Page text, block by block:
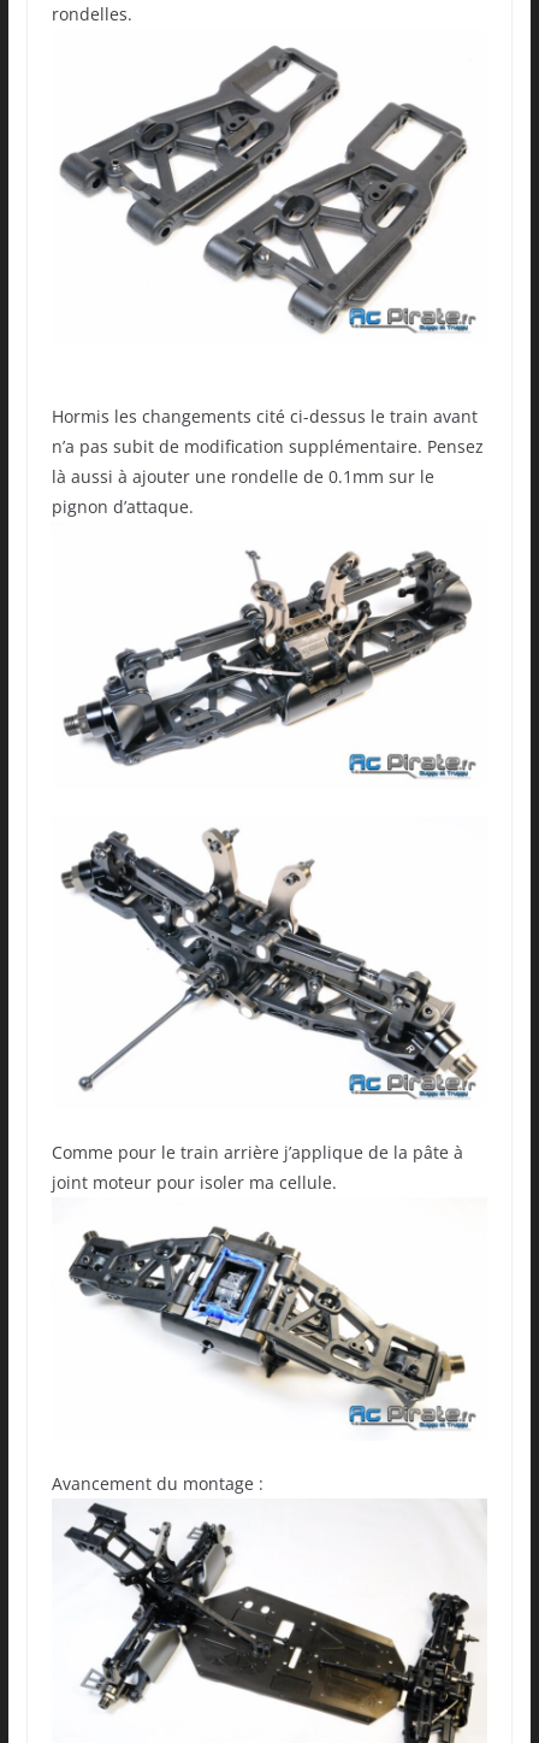
rondelles.
Hormis les changements cité ci-dessus le train avant
n’a pas subit de modification supplémentaire. Pensez
là aussi à ajouter une rondelle de 0.1mm sur le
pignon d’attaque.
Comme pour le train arrière j’applique de la pâte à
joint moteur pour isoler ma cellule.
Avancement du montage :